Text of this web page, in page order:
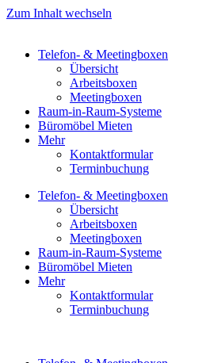
Zum Inhalt wechseln
Telefon- & Meetingboxen
Übersicht
Arbeitsboxen
Meetingboxen
Raum-in-Raum-Systeme
Büromöbel Mieten
Mehr
Kontaktformular
Terminbuchung
Telefon- & Meetingboxen
Übersicht
Arbeitsboxen
Meetingboxen
Raum-in-Raum-Systeme
Büromöbel Mieten
Mehr
Kontaktformular
Terminbuchung